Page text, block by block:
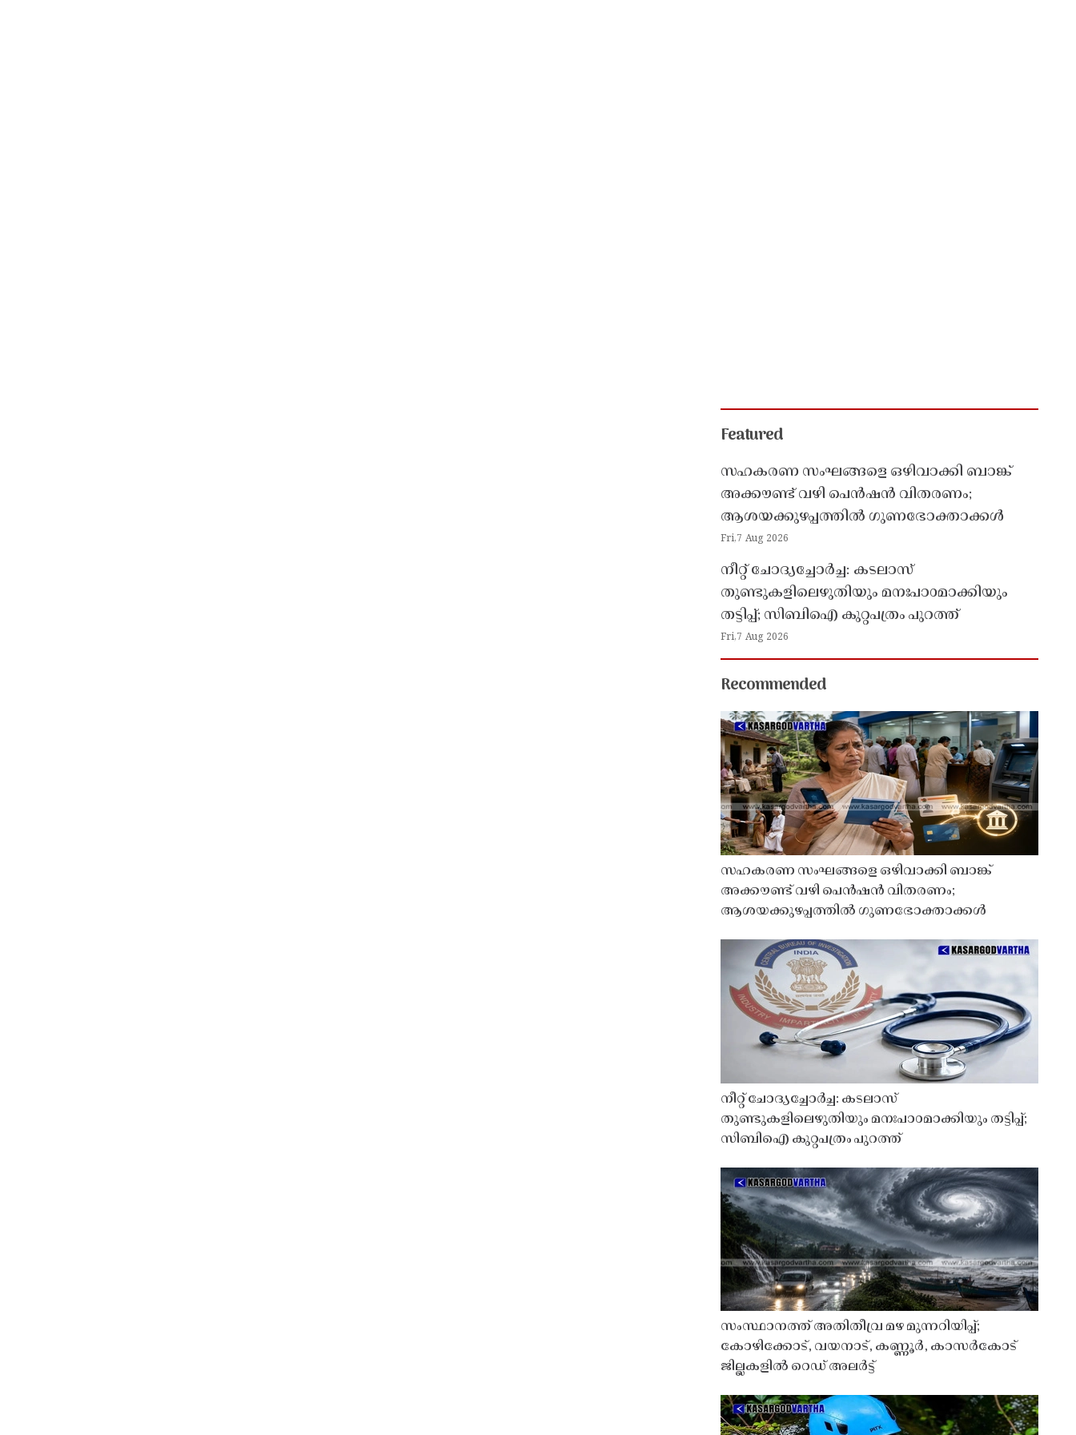
Featured
സഹകരണ സംഘങ്ങളെ ഒഴിവാക്കി ബാങ്ക്
അക്കൗണ്ട് വഴി പെൻഷൻ വിതരണം;
ആശയക്കുഴപ്പത്തിൽ ഗുണഭോക്താക്കൾ
Fri,7 Aug 2026
നീറ്റ് ചോദ്യച്ചോർച്ച: കടലാസ്
തുണ്ടുകളിലെഴുതിയും മനഃപാഠമാക്കിയും
തട്ടിപ്പ്; സിബിഐ കുറ്റപത്രം പുറത്ത്
Fri,7 Aug 2026
Recommended
സഹകരണ സംഘങ്ങളെ ഒഴിവാക്കി ബാങ്ക്
അക്കൗണ്ട് വഴി പെൻഷൻ വിതരണം;
ആശയക്കുഴപ്പത്തിൽ ഗുണഭോക്താക്കൾ
നീറ്റ് ചോദ്യച്ചോർച്ച: കടലാസ്
തുണ്ടുകളിലെഴുതിയും മനഃപാഠമാക്കിയും തട്ടിപ്പ്;
സിബിഐ കുറ്റപത്രം പുറത്ത്
സംസ്ഥാനത്ത് അതിതീവ്ര മഴ മുന്നറിയിപ്പ്;
കോഴിക്കോട്, വയനാട്, കണ്ണൂർ, കാസർകോട്
ജില്ലകളിൽ റെഡ് അലർട്ട്